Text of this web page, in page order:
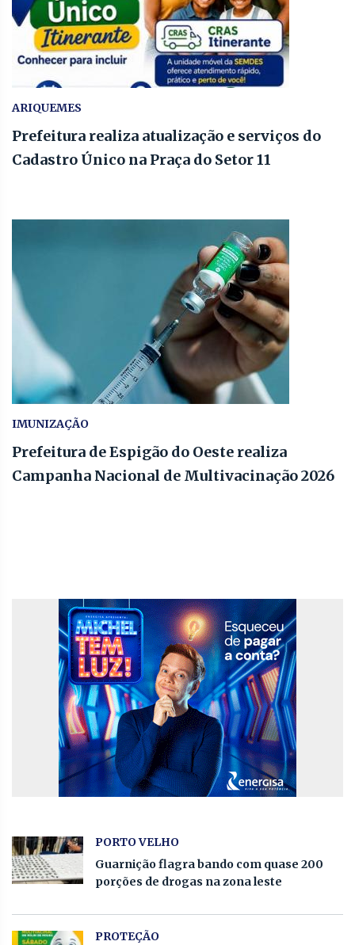
ARIQUEMES
Prefeitura realiza atualização e serviços do
Cadastro Único na Praça do Setor 11
IMUNIZAÇÃO
Prefeitura de Espigão do Oeste realiza
Campanha Nacional de Multivacinação 2026
PORTO VELHO
Guarnição flagra bando com quase 200
porções de drogas na zona leste
PROTEÇÃO